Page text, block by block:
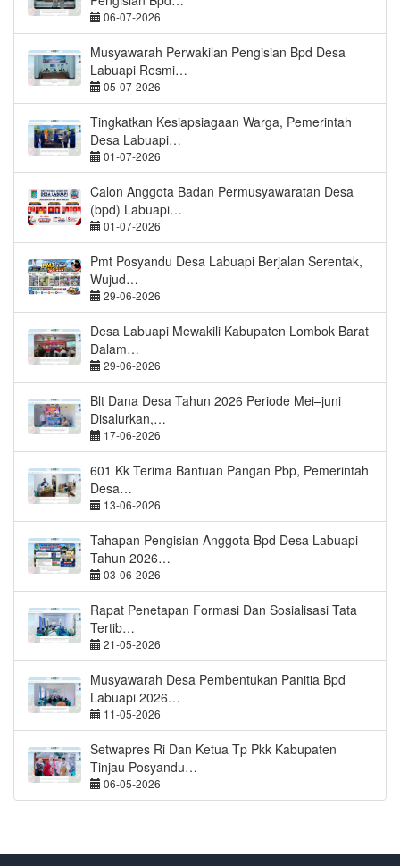
06-07-2026
Musyawarah Perwakilan Pengisian Bpd Desa
Labuapi Resmi…
05-07-2026
Tingkatkan Kesiapsiagaan Warga, Pemerintah
Desa Labuapi…
01-07-2026
Calon Anggota Badan Permusyawaratan Desa
(bpd) Labuapi…
01-07-2026
Pmt Posyandu Desa Labuapi Berjalan Serentak,
Wujud…
29-06-2026
Desa Labuapi Mewakili Kabupaten Lombok Barat
Dalam…
29-06-2026
Blt Dana Desa Tahun 2026 Periode Mei–juni
Disalurkan,…
17-06-2026
601 Kk Terima Bantuan Pangan Pbp, Pemerintah
Desa…
13-06-2026
Tahapan Pengisian Anggota Bpd Desa Labuapi
Tahun 2026…
03-06-2026
Rapat Penetapan Formasi Dan Sosialisasi Tata
Tertib…
21-05-2026
Musyawarah Desa Pembentukan Panitia Bpd
Labuapi 2026…
11-05-2026
Setwapres Ri Dan Ketua Tp Pkk Kabupaten
Tinjau Posyandu…
06-05-2026